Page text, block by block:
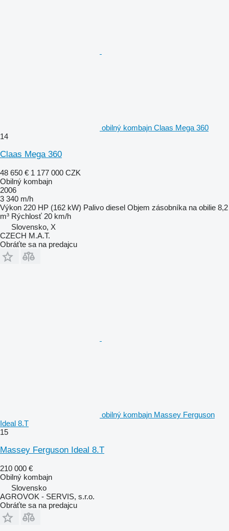
obilný kombajn Claas Mega 360
14
Claas Mega 360
48 650 € 1 177 000 CZK
Obilný kombajn
2006
3 340 m/h
Výkon 220 HP (162 kW) Palivo diesel Objem zásobníka na obilie 8,2
m³ Rýchlosť 20 km/h
Slovensko, X
CZECH M.A.T.
Obráťte sa na predajcu
obilný kombajn Massey Ferguson
Ideal 8.T
15
Massey Ferguson Ideal 8.T
210 000 €
Obilný kombajn
Slovensko
AGROVOK - SERVIS, s.r.o.
Obráťte sa na predajcu